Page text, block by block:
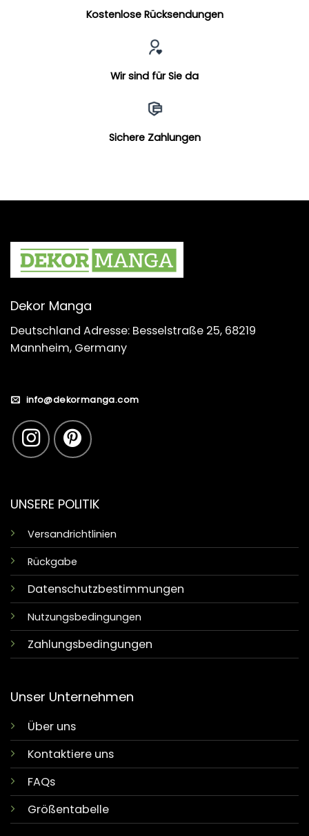
Kostenlose Rücksendungen
Wir sind für Sie da
Sichere Zahlungen
Dekor Manga
Deutschland Adresse: Besselstraße 25, 68219
Mannheim, Germany
info@dekormanga.com
UNSERE POLITIK
Versandrichtlinien
Rückgabe
Datenschutzbestimmungen
Nutzungsbedingungen
Zahlungsbedingungen
Unser Unternehmen
Über uns
Kontaktiere uns
FAQs
Größentabelle